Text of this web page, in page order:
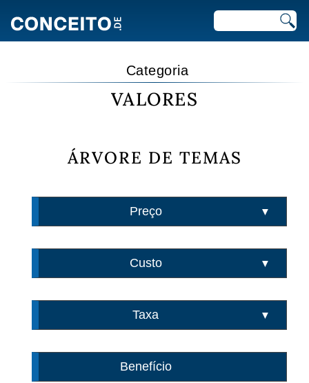
Categoria
VALORES
ÁRVORE DE TEMAS
Preço ▼
Custo ▼
Taxa ▼
Benefício